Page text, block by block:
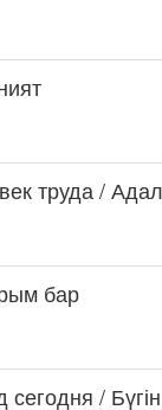
труда /
бар
сегодня /